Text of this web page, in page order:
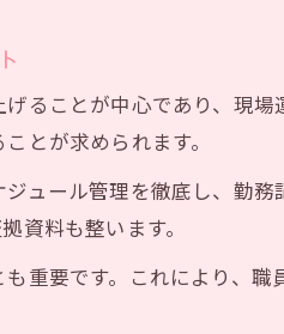
取り組み例
改善加算の計算方法をわか
課後等デイサービスでの配慮
額の活用と計画的な配分
等デイサービス賃金改善策
改善加算対象者への周知徹
ことが中心であり、現
とが求められます。
ュール管理を徹底し、勤
資料も整います。
重要です。これにより、